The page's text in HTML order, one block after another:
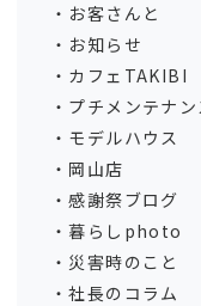
お客さんと
お知らせ
カフェTAKIBI
プチメンテナ
モデルハウス
岡山店
感謝祭ブログ
暮らしphoto
災害時のこと
社長のコラム